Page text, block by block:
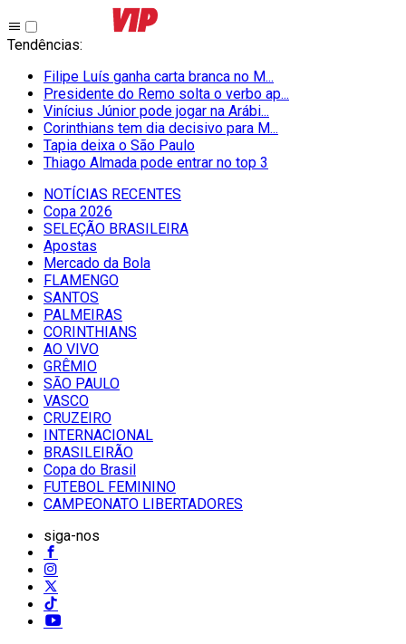
Tendências:
Filipe Luís ganha carta branca no M...
Presidente do Remo solta o verbo ap...
Vinícius Júnior pode jogar na Arábi...
Corinthians tem dia decisivo para M...
Tapia deixa o São Paulo
Thiago Almada pode entrar no top 3
NOTÍCIAS RECENTES
Copa 2026
SELEÇÃO BRASILEIRA
Apostas
Mercado da Bola
FLAMENGO
SANTOS
PALMEIRAS
CORINTHIANS
AO VIVO
GRÊMIO
SĀO PAULO
VASCO
CRUZEIRO
INTERNACIONAL
BRASILEIRÃO
Copa do Brasil
FUTEBOL FEMININO
CAMPEONATO LIBERTADORES
siga-nos